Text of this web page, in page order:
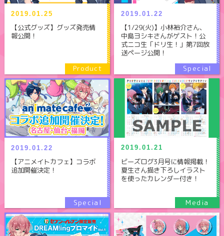
2019.01.25
【公式グッズ】グッズ発売情
報公開！
2019.01.22
【1/29(火)】小林裕介さん、
中島ヨシキさんがゲスト！公
式ニコ生「ドリ生！」第7回放
送ページ公開！
2019.01.22
【アニメイトカフェ】コラボ
追加開催決定！
2019.01.21
ビーズログ3月号に情報掲載！
夏生さん描き下ろしイラスト
を使ったカレンダー付き！